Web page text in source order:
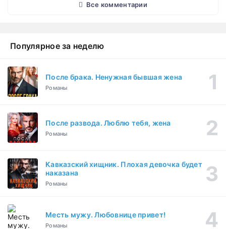
Все комментарии
Популярное за неделю
После брака. Ненужная бывшая жена
Романы
После развода. Люблю тебя, жена
Романы
Кавказский хищник. Плохая девочка будет
наказана
Романы
Месть мужу. Любовнице привет!
Романы